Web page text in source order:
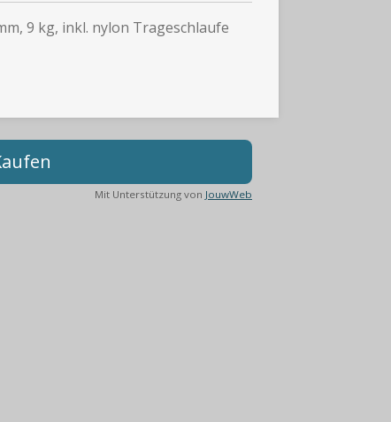
9 kg, inkl. nylon Trageschlaufe
Mit Unterstützung von JouwWeb